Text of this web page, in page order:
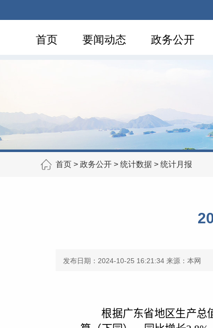
首页 要闻动态 政务公开
首页 > 政务公开 > 统计数据 > 统计月报
发布日期：2024-10-25 16:21:34 来源：本网
根据广东省地区生产总